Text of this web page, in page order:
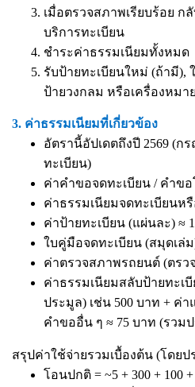
เมื่อตรวจสภาพเรียบร้อย ก
บริการทะเบียน
ชำระค่าธรรมเนียมทั้งหมด
รับป้ายทะเบียนใหม่ (ถ้ามี),
ป้ายวงกลม หรือเครื่องหมา
3. ค่าธรรมเนียมที่เกี่ยวข้อง
อัตรานี้อัปเดตถึงปี 2569 (
ทะเบียน)
ค่าคำขอจดทะเบียน / คำขอ
ค่าธรรมเนียมจดทะเบียนห
ค่าป้ายทะเบียน (แผ่นละ) ≈
ใบคู่มือจดทะเบียน (สมุดเล่ม
ค่าตรวจสภาพรถยนต์ (ตรว
ค่าธรรมเนียมสลับป้ายทะเ
ประมูล) เช่น 500 บาท + ค่
คำขออื่น ๆ ≈ 75 บาท (รวม
สรุปค่าใช้จ่ายรวมเบื้องต้น (โดย
โอนปกติ = ~5 + 300 + 100